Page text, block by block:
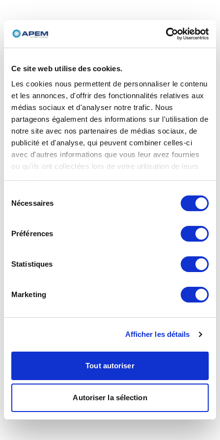
Ce site web utilise des cookies.
Les cookies nous permettent de personnaliser le contenu
et les annonces, d'offrir des fonctionnalités relatives aux
médias sociaux et d'analyser notre trafic. Nous
partageons également des informations sur l'utilisation de
notre site avec nos partenaires de médias sociaux, de
publicité et d'analyse, qui peuvent combiner celles-ci
avec d'autres informations que vous leur avez fournies
ou qu'ils ont collectées lors de votre utilisation de leurs
Nécessaires
Préférences
Statistiques
Marketing
Afficher les détails
Tout autoriser
Autoriser la sélection